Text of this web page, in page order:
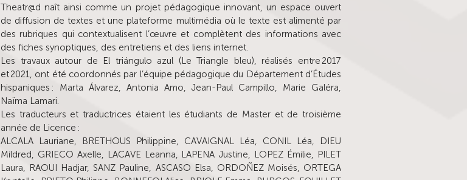
Theatr@d naît ainsi comme un projet pédagogique innovant, un espace ouvert
de diffusion de textes et une plateforme multimédia où le texte est alimenté par
des rubriques qui contextualisent l’œuvre et complètent des informations avec
des fiches synoptiques, des entretiens et des liens internet.
Les travaux autour de El triángulo azul (Le Triangle bleu), réalisés entre 2017
et 2021, ont été coordonnés par l’équipe pédagogique du Département d’Études
hispaniques : Marta Álvarez, Antonia Amo, Jean-Paul Campillo, Marie Galéra,
Naïma Lamari.
Les traducteurs et traductrices étaient les étudiants de Master et de troisième
année de Licence :
ALCALA Lauriane, BRETHOUS Philippine, CAVAIGNAL Léa, CONIL Léa, DIEU
Mildred, GRIECO Axelle, LACAVE Leanna, LAPENA Justine, LOPEZ Émilie, PILET
Laura, RAOUI Hadjar, SANZ Pauline, ASCASO Elsa, ORDOÑEZ Moisés, ORTEGA